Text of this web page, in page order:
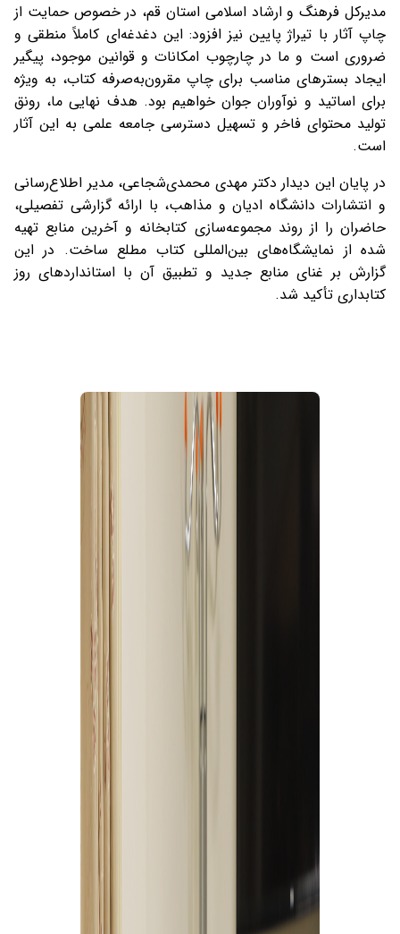
مدیرکل فرهنگ و ارشاد اسلامی استان قم، در خصوص حمایت از
چاپ آثار با تیراژ پایین نیز افزود: این دغدغه‌ای کاملاً منطقی و
ضروری است و ما در چارچوب امکانات و قوانین موجود، پیگیر
ایجاد بسترهای مناسب برای چاپ مقرون‌به‌صرفه کتاب، به ویژه
برای اساتید و نوآوران جوان خواهیم بود. هدف نهایی ما، رونق
تولید محتوای فاخر و تسهیل دسترسی جامعه علمی به این آثار
است.
در پایان این دیدار دکتر مهدی محمدی‌شجاعی، مدیر اطلاع‌رسانی
و انتشارات دانشگاه ادیان و مذاهب، با ارائه گزارشی تفصیلی،
حاضران را از روند مجموعه‌سازی کتابخانه و آخرین منابع تهیه
شده از نمایشگاه‌های بین‌المللی کتاب مطلع ساخت. در این
گزارش بر غنای منابع جدید و تطبیق آن با استانداردهای روز
کتابداری تأکید شد.